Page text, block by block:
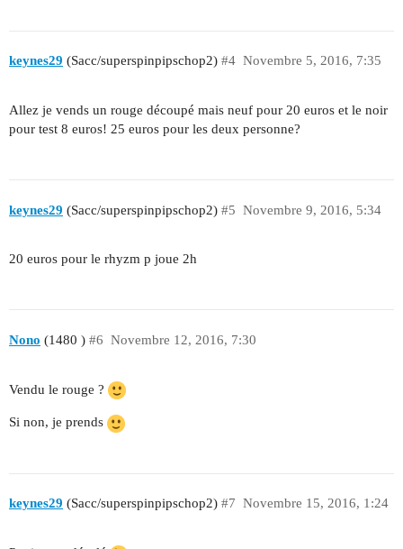
keynes29 (Sacc/superspinpipschop2) Novembre 5, 2016, 7:35
#4
Allez je vends un rouge découpé mais neuf pour 20 euros et le noir
pour test 8 euros! 25 euros pour les deux personne?
keynes29 (Sacc/superspinpipschop2) Novembre 9, 2016, 5:34
#5
20 euros pour le rhyzm p joue 2h
Nono (1480 ) Novembre 12, 2016, 7:30
#6
Vendu le rouge ?
Si non, je prends
keynes29 (Sacc/superspinpipschop2) Novembre 15, 2016, 1:24
#7